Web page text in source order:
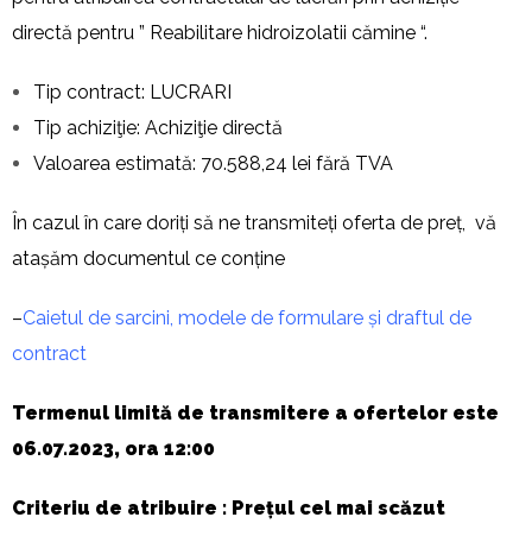
directă pentru ” Reabilitare hidroizolatii cămine “.
Tip contract: LUCRARI
Tip achiziţie: Achiziţie directă
Valoarea estimată: 70.588,24 lei fără TVA
În cazul în care doriți să ne transmiteți oferta de preț, vă
atașăm documentul ce conține
–Caietul de sarcini, modele de formulare și draftul de
contract
Termenul limită de transmitere a ofertelor este
06.07.2023, ora 12:00
Criteriu de atribuire : Prețul cel mai scăzut